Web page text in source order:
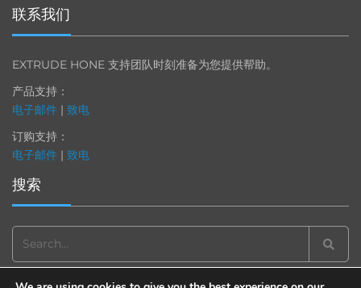
联系我们
EXTRUDE HONE 支持团队时刻准备为您提供帮助。
产品支持：
电子邮件 | 致电
订购支持：
电子邮件 | 致电
搜索